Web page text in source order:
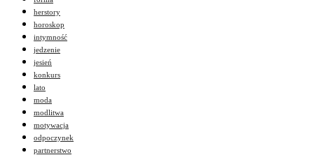
herstory
horoskop
intymność
jedzenie
jesień
konkurs
lato
moda
modlitwa
motywacja
odpoczynek
partnerstwo